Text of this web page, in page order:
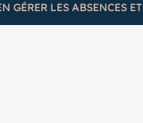
GÉRER LES ABSENCES